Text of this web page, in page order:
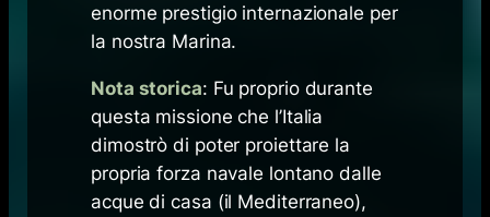
enorme prestigio internazionale per
la nostra Marina.
Nota storica: Fu proprio durante
questa missione che l’Italia
dimostrò di poter proiettare la
propria forza navale lontano dalle
acque di casa (il Mediterraneo),